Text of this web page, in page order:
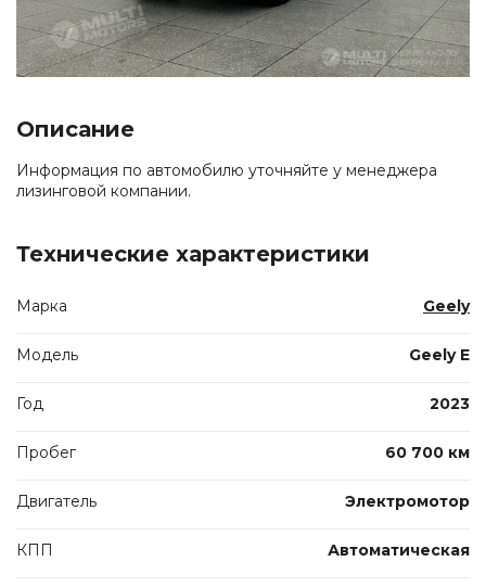
Описание
Информация по автомобилю уточняйте у менеджера
лизинговой компании.
Технические характеристики
Марка Geely
Модель Geely E
Год 2023
Пробег 60 700 км
Двигатель Электромотор
КПП Автоматическая